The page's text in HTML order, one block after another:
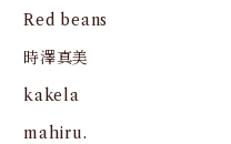
Red beans
時澤真美
kakela
mahiru.